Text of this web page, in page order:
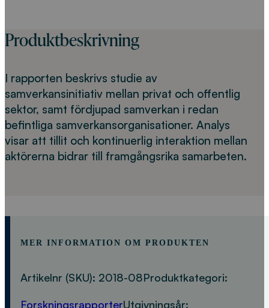
Produktbeskrivning
I rapporten beskrivs studie av
samverkansinitiativ mellan privat och offentlig
sektor, samt fördjupad samverkan i redan
befintliga samverkansorganisationer. Analys
visar att tillit och kontinuerlig interaktion mellan
aktörerna bidrar till framgångsrika samarbeten.
MER INFORMATION OM PRODUKTEN
Artikelnr (SKU): 2018-08Produktkategori:
ForskningsrapporterUtgivningsår: